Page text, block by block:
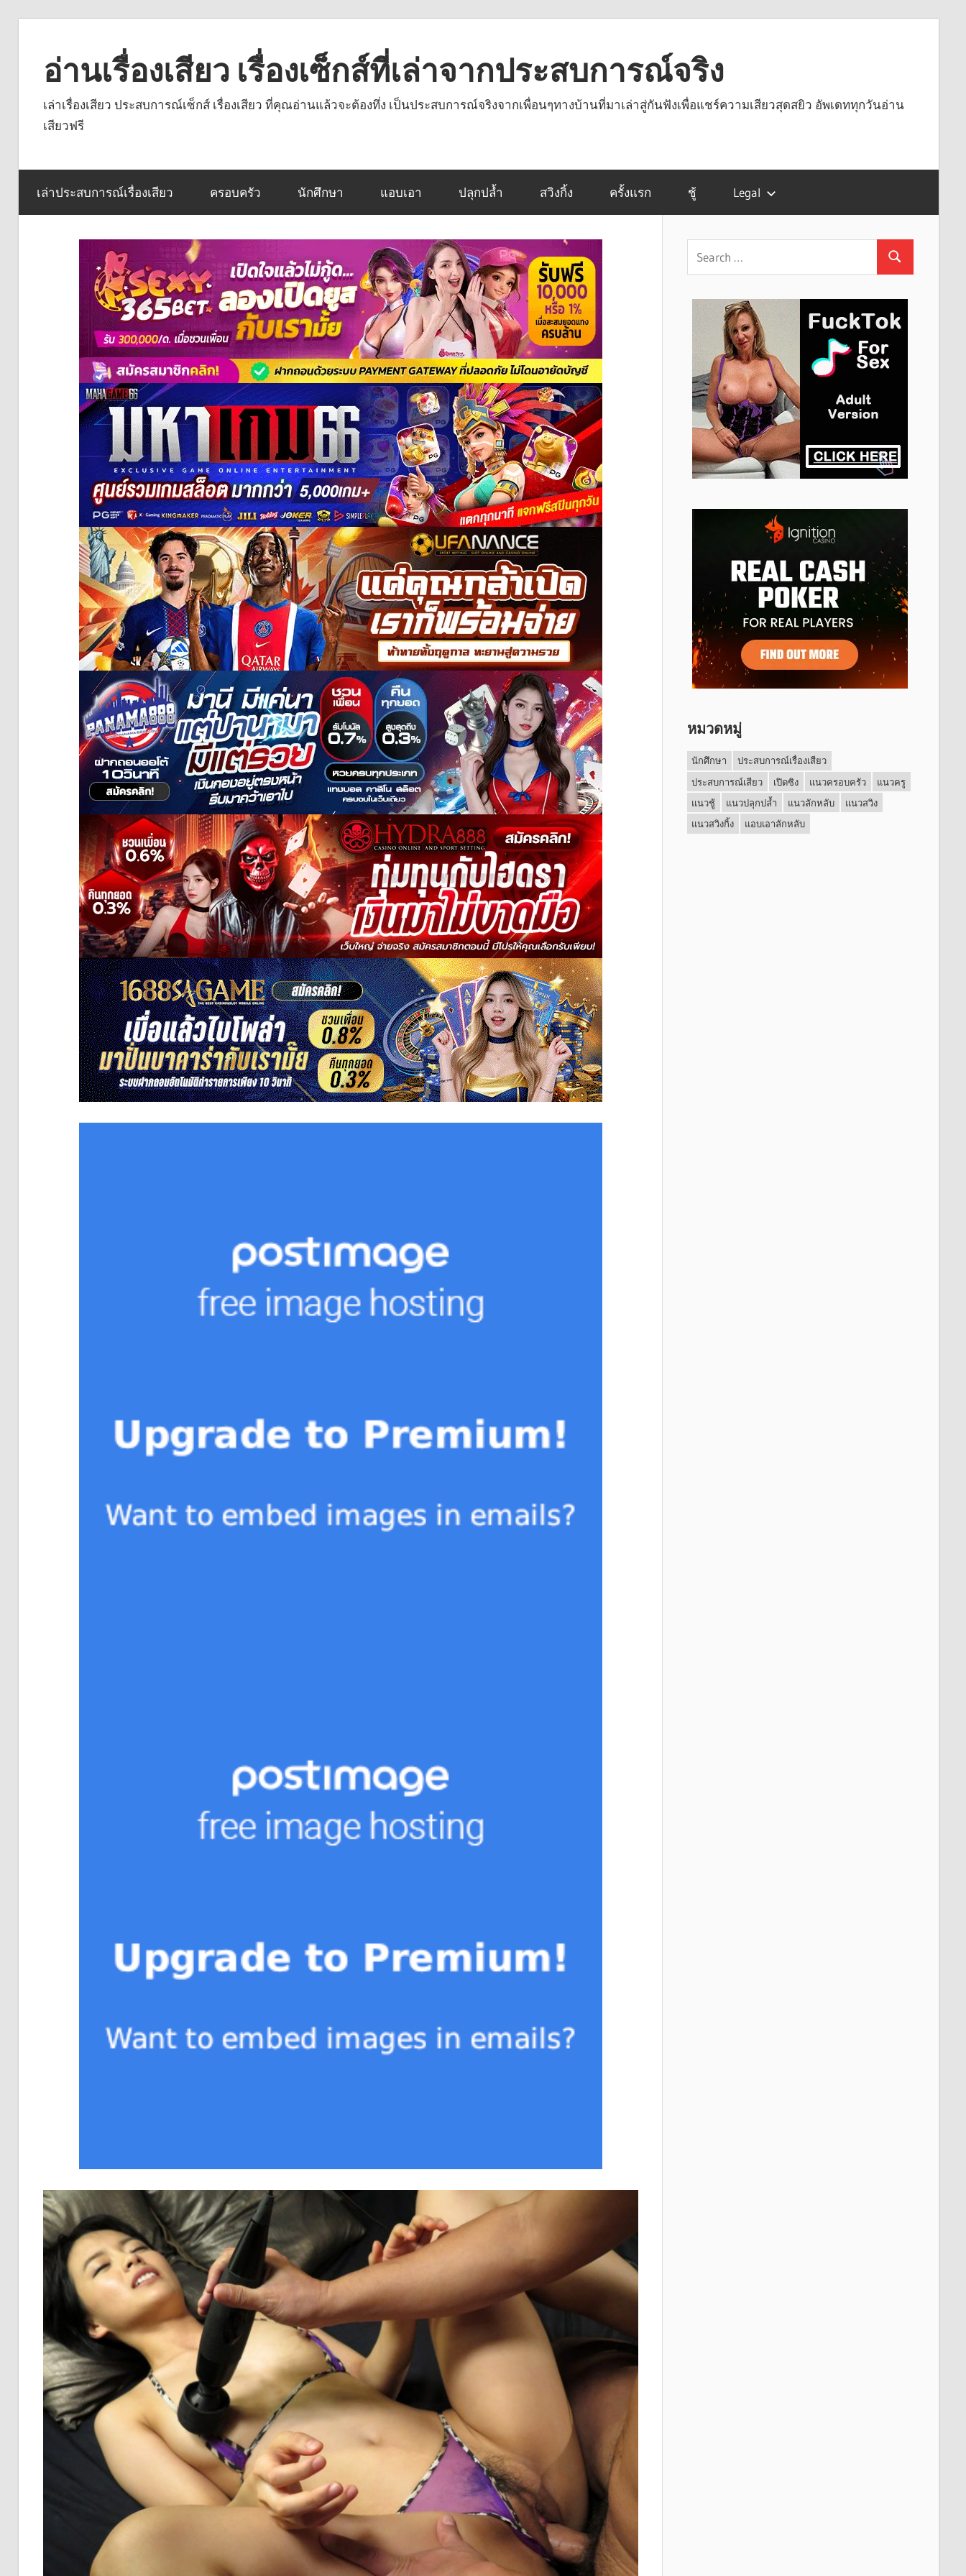
contentอ่านเรื่องเสียว เรื่องเซ็กส์ที่เล่าจากประสบการณ์จริง
เล่าเรื่องเสียว ประสบการณ์เซ็กส์ เรื่องเสียว ที่คุณอ่านแล้วจะต้องทึ่ง เป็นประสบการณ์จริงจากเพื่อนๆทางบ้านที่มาเล่าสู่กันฟังเพื่อแชร์ความเสียวสุดสยิว อัพเดททุกวันอ่าน
เสียวฟรี
เล่าประสบการณ์เรื่องเสียว ครอบครัว นักศึกษา แอบเอา ปลุกปล้ำ สวิงกิ้ง ครั้งแรก ชู้ Legal
หมวดหมู่
นักศึกษา
ประสบการณ์เรื่องเสียว
ประสบการณ์เสียว
เปิดซิง แนวครอบครัว
แนวครู
แนวชู้
แนวปลุกปล้ำ แนวลักหลับ
แนวสวิง
แนวสวิงกิ้ง
แอบเอาลักหลับ